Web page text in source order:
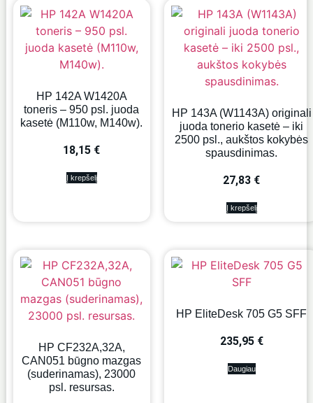
HP 142A W1420A
toneris – 950 psl. juoda
kasetė (M110w, M140w).
18,15 €
Į krepšelį
HP 143A (W1143A) originali
juoda tonerio kasetė – iki
2500 psl., aukštos kokybės
spausdinimas.
27,83 €
Į krepšelį
HP CF232A,32A,
CAN051 būgno mazgas
(suderinamas), 23000
psl. resursas.
HP EliteDesk 705 G5 SFF
235,95 €
Daugiau